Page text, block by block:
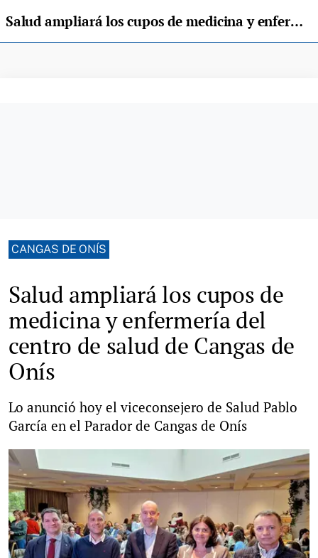
Salud ampliará los cupos de medicina y enfermería del centro de salud de Cangas de Onís
CANGAS DE ONÍS
Salud ampliará los cupos de
medicina y enfermería del
centro de salud de Cangas de
Onís
Lo anunció hoy el viceconsejero de Salud Pablo
García en el Parador de Cangas de Onís